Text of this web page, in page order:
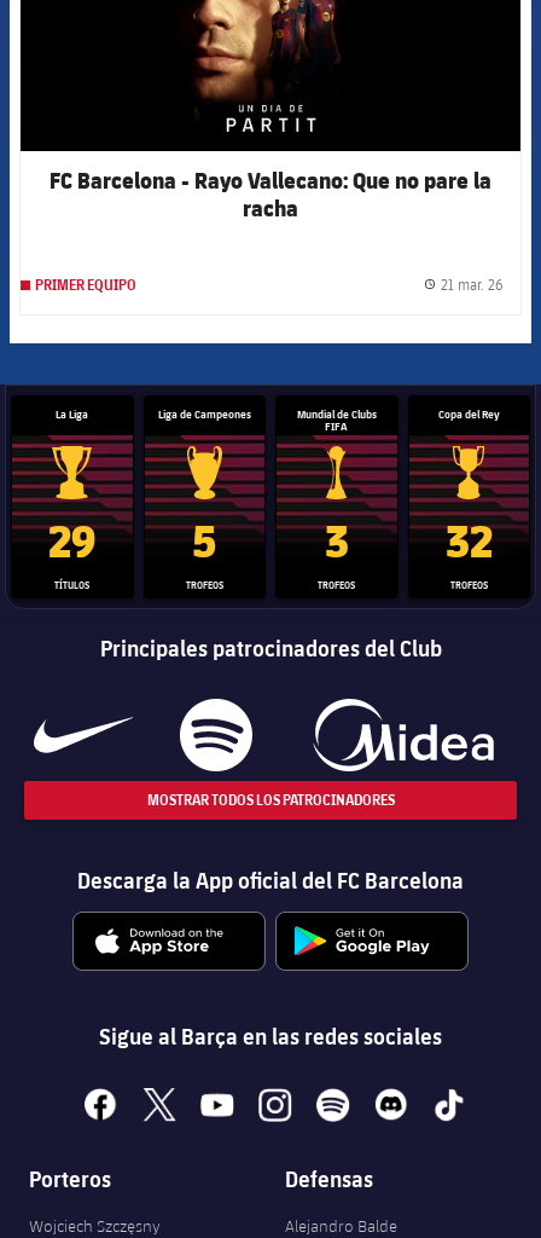
FC Barcelona - Rayo Vallecano: Que no pare la
racha
PRIMER EQUIPO 21 mar. 26
La Liga
Trofeo de La Liga
29
TÍTULOS
Liga de Campeones
Trofeo de la Liga de Campeones
5
TROFEOS
Mundial de Clubs
FIFA
Trofeo del Mundial de
3
TROFEOS
Copa del Rey
Copa del
32
TROFEOS
Principales patrocinadores del Club
MOSTRAR TODOS LOS PATROCINADORES
Descarga la App oficial del FC Barcelona
Sigue al Barça en las redes sociales
facebook
x youtubeinstagramspotify discord tiktok
Porteros
Wojciech Szczęsny
Defensas
Alejandro Balde